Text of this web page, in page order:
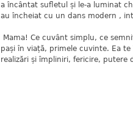
a încântat sufletul și le-a luminat
au încheiat cu un dans modern ,
Mama! Ce cuvânt simplu, ce
pași în viață, primele cuvinte. Ea
realizări și împliniri, fericire, putere
Prof. înv.
Liceul